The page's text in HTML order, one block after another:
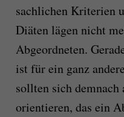
sachlichen Kriterien
Diäten lägen nicht
Abgeordneten.
ist für ein ganz
sollten sich
orientieren, das ein